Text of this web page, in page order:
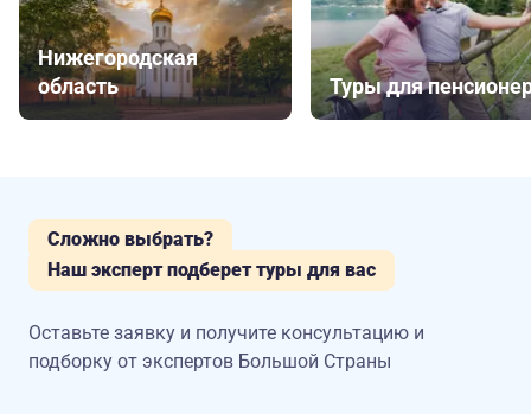
Нижегородская
область
Туры для
Сложно выбрать?
Наш эксперт подберет туры для вас
Оставьте заявку и получите консультацию и
подборку от экспертов Большой Страны